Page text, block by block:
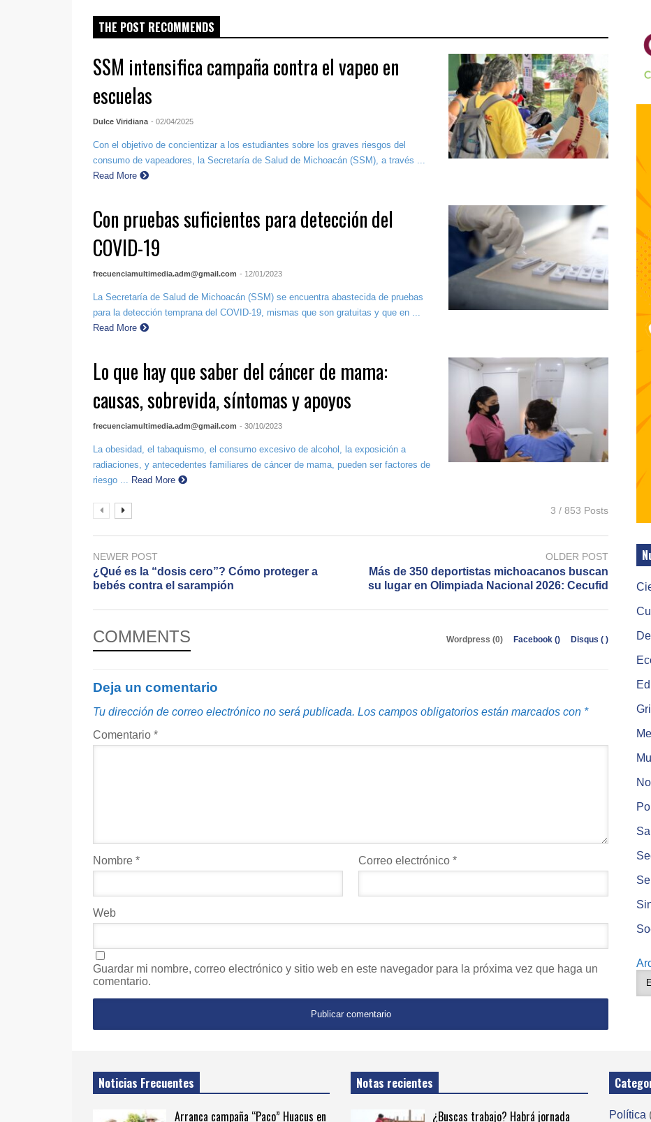
THE POST RECOMMENDS
SSM intensifica campaña contra el vapeo en
escuelas
Dulce Viridiana - 02/04/2025
Con el objetivo de concientizar a los estudiantes sobre los graves riesgos del
consumo de vapeadores, la Secretaría de Salud de Michoacán (SSM), a través ...
Read More
Con pruebas suficientes para detección del
COVID-19
frecuenciamultimedia.adm@gmail.com - 12/01/2023
La Secretaría de Salud de Michoacán (SSM) se encuentra abastecida de pruebas
para la detección temprana del COVID-19, mismas que son gratuitas y que en ...
Read More
Lo que hay que saber del cáncer de mama:
causas, sobrevida, síntomas y apoyos
frecuenciamultimedia.adm@gmail.com - 30/10/2023
La obesidad, el tabaquismo, el consumo excesivo de alcohol, la exposición a
radiaciones, y antecedentes familiares de cáncer de mama, pueden ser factores de
riesgo ...
Read More
3 / 853 Posts
NEWER POST
¿Qué es la “dosis cero”? Cómo proteger a
bebés contra el sarampión
OLDER POST
Más de 350 deportistas michoacanos buscan
su lugar en Olimpiada Nacional 2026: Cecufid
COMMENTS Wordpress (0) Facebook () Disqus ( )
Deja un comentario
Tu dirección de correo electrónico no será publicada. Los campos obligatorios están marcados con *
Comentario *
Nombre * Correo electrónico*
Web
Guardar mi nombre, correo electrónico y sitio web en este navegador para la próxima vez que haga un
comentario.
Noticias Frecuentes
Arranca campaña “Paco” Huacus en
Notas recientes
¿Buscas trabajo? Habrá jornada
Política